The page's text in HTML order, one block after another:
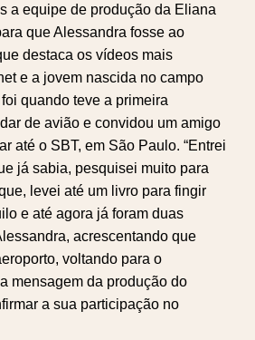
a equipe de produção da Eliana
que Alessandra fosse ao
destaca os vídeos mais
e a jovem nascida no campo
quando teve a primeira
de avião e convidou um amigo
até o SBT, em São Paulo. “Entrei
já sabia, pesquisei muito para
levei até um livro para fingir
e até agora já foram duas
acrescentando que
voltando para o
mensagem da produção do
a sua participação no